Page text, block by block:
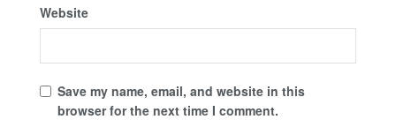
Website
Save my name, email, and website in this
browser for the next time I comment.